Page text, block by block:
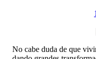
No cabe duda de que